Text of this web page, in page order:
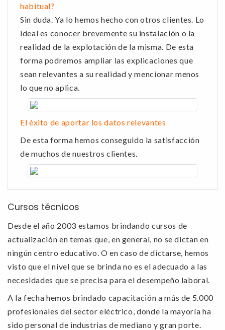
habitual?
Sin duda. Ya lo hemos hecho con otros clientes. Lo
ideal es conocer brevemente su instalación o la
realidad de la explotación de la misma. De esta
forma podremos ampliar las explicaciones que
sean relevantes a su realidad y mencionar menos
lo que no aplica.
El éxito de aportar los datos relevantes
De esta forma hemos conseguido la satisfacción
de muchos de nuestros clientes.
Cursos técnicos
Desde el año 2003 estamos brindando cursos de
actualización en temas que, en general, no se dictan en
ningún centro educativo. O en caso de dictarse, hemos
visto que el nivel que se brinda no es el adecuado a las
necesidades que se precisa para el desempeño laboral.
A la fecha hemos brindado capacitación a más de 5.000
profesionales del sector eléctrico, donde la mayoría ha
sido personal de industrias de mediano y gran porte.